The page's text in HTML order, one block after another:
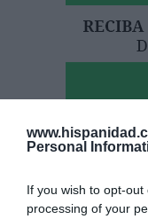
Personal
If you wish to opt-
processing of your
Hoy